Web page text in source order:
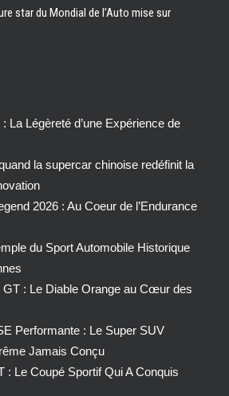
star du Mondial de l’Auto mise sur
La Légèreté d’une Expérience de
la supercar chinoise redéfinit la
2026 : Au Coeur de l’Endurance
du Sport Automobile Historique
GT : Le Diable Orange au Cœur des
Performante : Le Super SUV
Jamais Conçu
: Le Coupé Sportif Qui A Conquis